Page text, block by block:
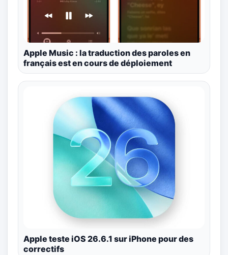
Apple Music : la traduction des paroles en
français est en cours de déploiement
Apple teste iOS 26.6.1 sur iPhone pour des
correctifs